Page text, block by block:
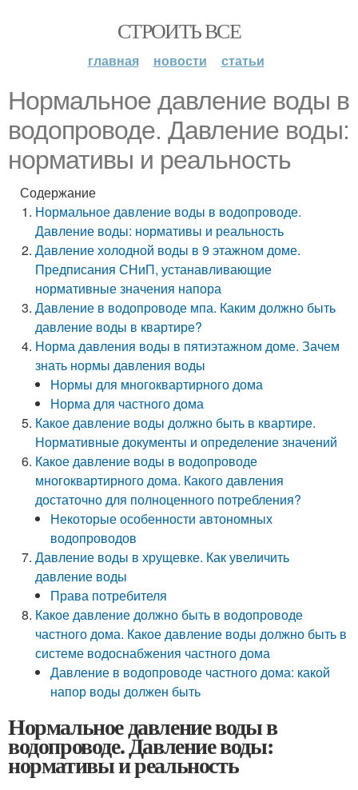
СТРОИТЬ ВСЕ
главная новости статьи
Нормальное давление воды в
водопроводе. Давление воды:
нормативы и реальность
Содержание
Нормальное давление воды в водопроводе.
Давление воды: нормативы и реальность
Давление холодной воды в 9 этажном доме.
Предписания СНиП, устанавливающие
нормативные значения напора
Давление в водопроводе мпа. Каким должно быть
давление воды в квартире?
Норма давления воды в пятиэтажном доме. Зачем
знать нормы давления воды
Нормы для многоквартирного дома
Норма для частного дома
Какое давление воды должно быть в квартире.
Нормативные документы и определение значений
Какое давление воды в водопроводе
многоквартирного дома. Какого давления
достаточно для полноценного потребления?
Некоторые особенности автономных
водопроводов
Давление воды в хрущевке. Как увеличить
давление воды
Права потребителя
Какое давление должно быть в водопроводе
частного дома. Какое давление воды должно быть в
системе водоснабжения частного дома
Давление в водопроводе частного дома: какой
напор воды должен быть
Нормальное давление воды в
водопроводе. Давление воды:
нормативы и реальность